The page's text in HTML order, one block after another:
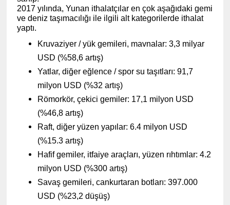
2017 yılında, Yunan ithalatçılar en çok aşağıdaki gemi
ve deniz taşımacılığı ile ilgili alt kategorilerde ithalat
yaptı.
Kruvaziyer / yük gemileri, mavnalar: 3,3 milyar
USD (%58,6 artış)
Yatlar, diğer eğlence / spor su taşıtları: 91,7
milyon USD (%32 artış)
Römorkör, çekici gemiler: 17,1 milyon USD
(%46,8 artış)
Raft, diğer yüzen yapılar: 6.4 milyon USD
(%15.3 artış)
Hafif gemiler, itfaiye araçları, yüzen rıhtımlar: 4.2
milyon USD (%300 artış)
Savaş gemileri, cankurtaran botları: 397.000
USD (%23,2 düşüş)